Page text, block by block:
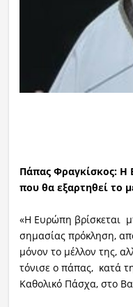
Πάπας Φραγκίσκος: Η
που θα εξαρτηθεί το
«Η Ευρώπη βρίσκεται
σημασίας πρόκληση,
μόνον το μέλλον της,
τόνισε ο πάπας, κατά
Καθολικό Πάσχα, στο